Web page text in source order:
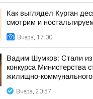
Как выглядел Курган
смотрим и
Вчера, 17:00
Вадим Шумков: Стали
конкурса Министерства
жилищно-
Вчера, 20:57